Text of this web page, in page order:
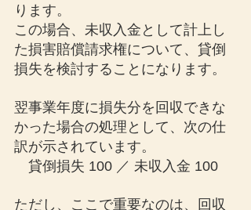
ります。
この場合、未収入金として計上し
た損害賠償請求権について、貸倒
損失を検討することになります。
翌事業年度に損失分を回収できな
かった場合の処理として、次の仕
訳が示されています。
貸倒損失 100 ／ 未収入金 100
ただし、ここで重要なのは、回収